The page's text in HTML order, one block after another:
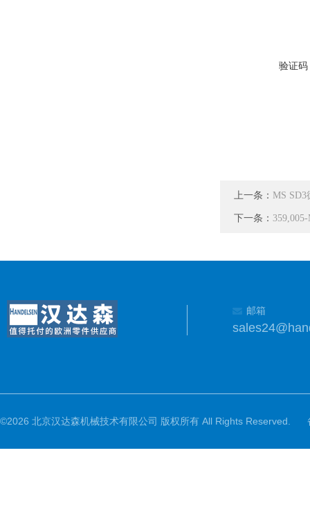
验证码
上一条： MS
下一条：
邮箱
©2026 北京汉达森机械技术有限公司 版权所有 All Rights Reserved.